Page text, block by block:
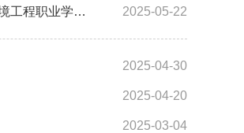
2025-05-22
工程职业学…
2025-04-30
2025-04-20
2025-03-04